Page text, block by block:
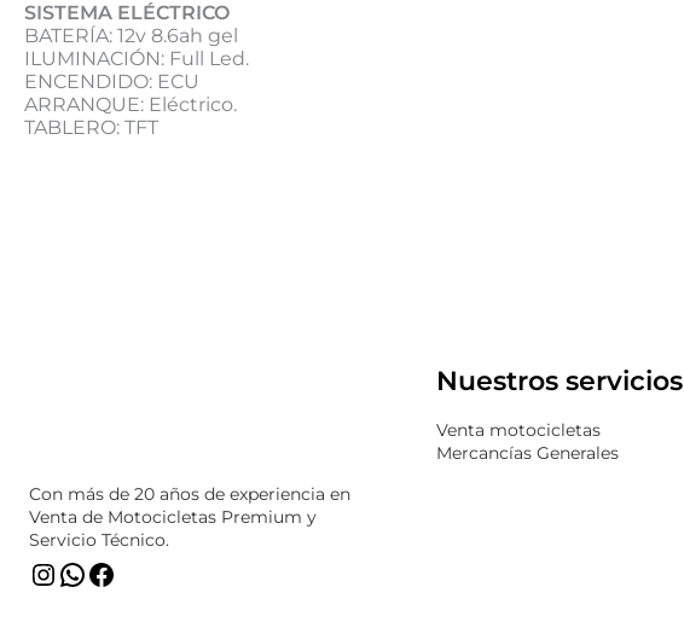
SISTEMA ELÉCTRICO
BATERÍA: 12v 8.6ah gel
ILUMINACIÓN: Full Led.
ENCENDIDO: ECU
ARRANQUE: Eléctrico.
TABLERO: TFT
Con más de 20 años de experiencia en
Venta de Motocicletas Premium y
Servicio Técnico.
Nuestros servicios
Venta motocicletas
Mercancías Generales